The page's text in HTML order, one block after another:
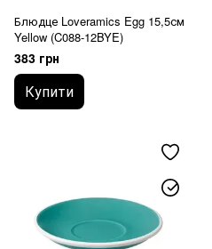
Блюдце Loveramics Egg 15,5см
Yellow (C088-12BYE)
383 грн
Купити